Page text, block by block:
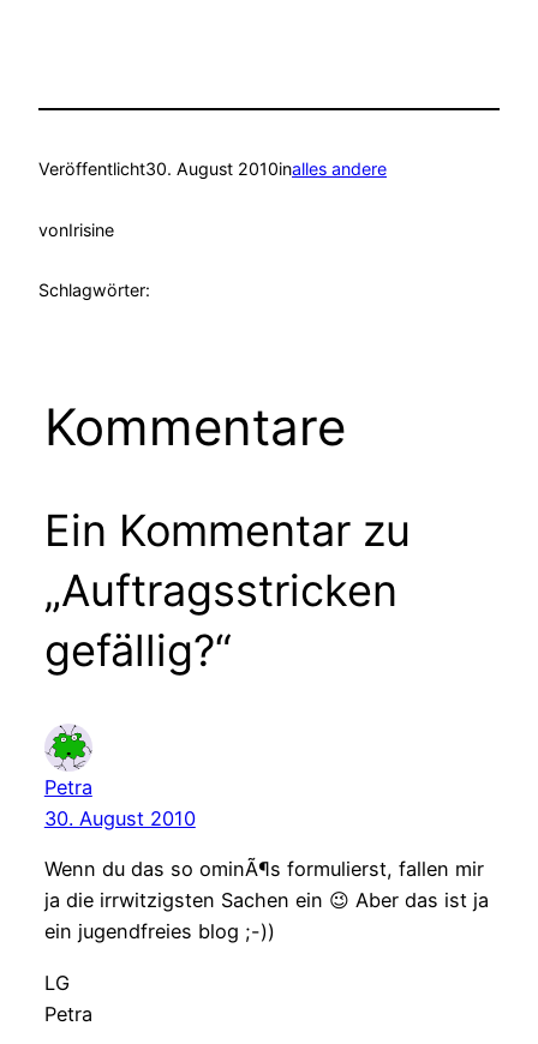
Veröffentlicht30. August 2010inalles andere
vonIrisine
Schlagwörter:
Kommentare
Ein Kommentar zu
„Auftragsstricken
gefällig?“
Petra
30. August 2010
Wenn du das so ominÃ¶s formulierst, fallen mir
ja die irrwitzigsten Sachen ein 😉 Aber das ist ja
ein jugendfreies blog ;-))
LG
Petra